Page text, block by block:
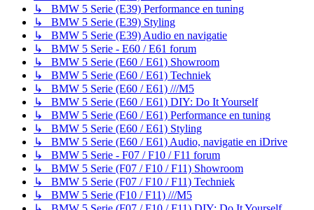
↳ BMW 5 Serie (E39) Performance en tuning
↳ BMW 5 Serie (E39) Styling
↳ BMW 5 Serie (E39) Audio en navigatie
↳ BMW 5 Serie - E60 / E61 forum
↳ BMW 5 Serie (E60 / E61) Showroom
↳ BMW 5 Serie (E60 / E61) Techniek
↳ BMW 5 Serie (E60 / E61) ///M5
↳ BMW 5 Serie (E60 / E61) DIY: Do It Yourself
↳ BMW 5 Serie (E60 / E61) Performance en tuning
↳ BMW 5 Serie (E60 / E61) Styling
↳ BMW 5 Serie (E60 / E61) Audio, navigatie en iDrive
↳ BMW 5 Serie - F07 / F10 / F11 forum
↳ BMW 5 Serie (F07 / F10 / F11) Showroom
↳ BMW 5 Serie (F07 / F10 / F11) Techniek
↳ BMW 5 Serie (F10 / F11) ///M5